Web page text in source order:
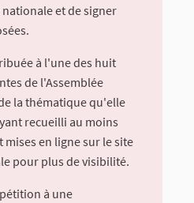
et de signer
à l'une des huit
de l'Assemblée
la thématique qu'elle
recueilli au moins
mises en ligne sur le site
pour plus de visibilité.
à une